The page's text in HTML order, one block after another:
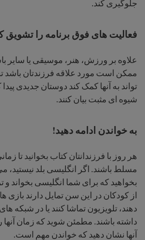
جلوگیری کند.
فعالیت های فوق برنامه را تشویق
علاوه بر ورزش، هنر، موسیقی یا سایر
ممکن است مورد علاقه فرزندتان باشد
تواند به آنها کمک کند دوستان جدیدی پیدا
شیوه ای مثبت بیان کنند.
به خواندن ادامه دهید!
هر روز با فرزندانتان کتاب بخوانید تا
مسلط باشند. اگر انگلیسی بلد نیستید،
بخواهید که برای شما انگلیسی بخواند و
از کودکان در این سن تمایل دارند بازی
دهند، تلویزیون تماشا کنند یا در شبکه
داشته باشند. مطمئن شوید که زمان آنها
آنها نشان دهید که خواندن مهم است.